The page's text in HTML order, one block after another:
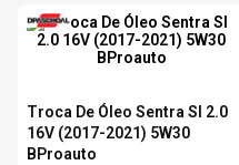
Troca De Óleo Sentra Sl 2.0
16V (2017-2021) 5W30
BProauto